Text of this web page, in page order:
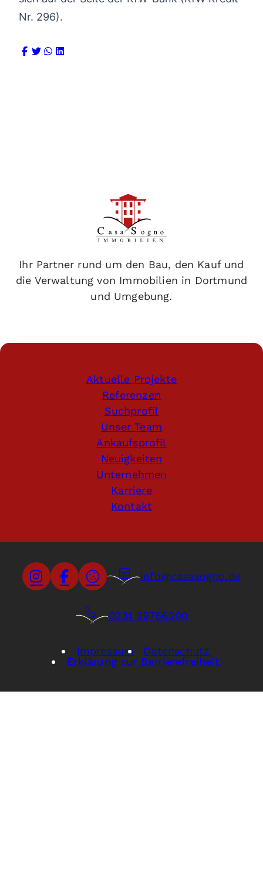
Nr. 296).
Ihr Partner rund um den Bau, den Kauf und
die Verwaltung von Immobilien in Dortmund
und Umgebung.
Aktuelle Projekte
Referenzen
Suchprofil
Unser Team
Ankaufsprofil
Neuigkeiten
Unternehmen
Karriere
Kontakt
info@casasogno.de
0231 99766200
Impressum
Datenschutz
Erklärung zur Barrierefreiheit